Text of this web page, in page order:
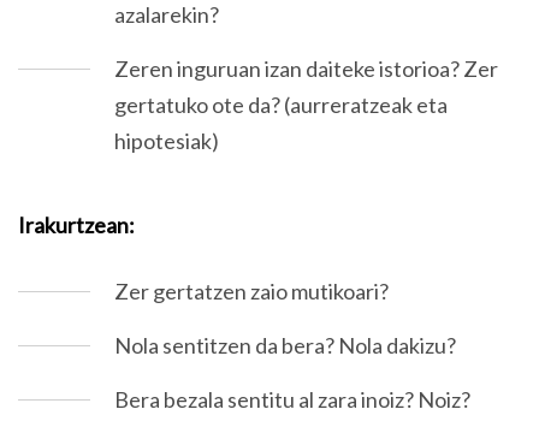
azalarekin?
Zeren inguruan izan daiteke istorioa? Zer
gertatuko ote da? (aurreratzeak eta
hipotesiak)
Irakurtzean:
Zer gertatzen zaio mutikoari?
Nola sentitzen da bera? Nola dakizu?
Bera bezala sentitu al zara inoiz? Noiz?